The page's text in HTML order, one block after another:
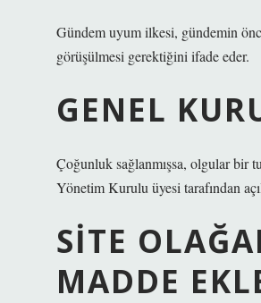
Gündem uyum ilkesi, gündemin
görüşülmesi gerektiğini ifade eder.
GENEL
Çoğunluk sağlanmışsa, olgular bir
Yönetim Kurulu üyesi tarafından
SITE
MADDE